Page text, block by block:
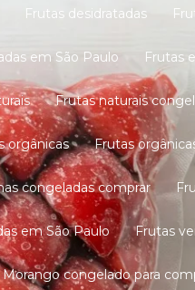
Frutas desidratadas
em São Paulo Frutas
Frutas naturais
orgânicas Frutas
congeladas comprar
em São Paulo Frutas
Morango congelado para